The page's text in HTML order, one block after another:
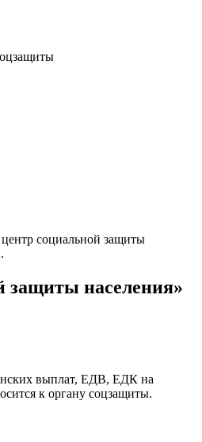
социальной защиты
защиты населения»
выплат, ЕДВ, ЕДК на
к органу соцзащиты.